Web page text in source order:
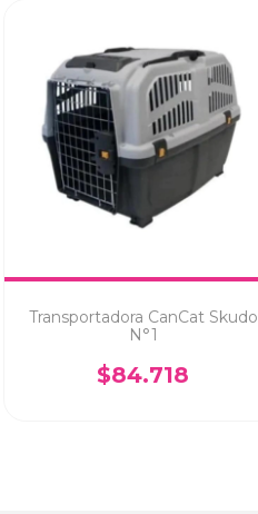
Transportadora CanCat Skudo
N°1
$84.718